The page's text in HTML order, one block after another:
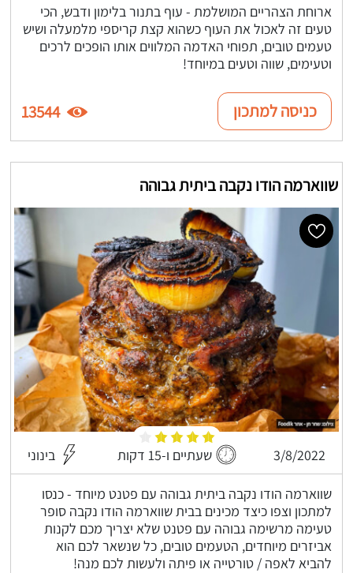
ארוחת הצהריים המושלמת - עוף בתנור בלימון ודבש, הכי
טעים זה לאכול את העוף כשהוא קצת קריספי מלמעלה ושיש
טעמים טובים, תפוחי האדמה המלווים אותו הופכים לרכים
וטעימים, שווה וטעים במיוחד!
כניסה למתכון 13544
שווארמה הודו נקבה ביתית גבוהה
3/8/2022 שעתיים ו-15 דקות בינוני
שווארמה הודו נקבה ביתית גבוהה עם פטנט מיוחד - כנסו
למתכון וצפו כיצד מכינים בבית שווארמה הודו נקבה סופר
טעימה מרשימה גבוהה עם פטנט שלא יצריך מכם לקנות
אביזרים מיוחדים, הטעמים טובים, כל שנשאר לכם הוא
להביא לאפה / טורטייה או פיתה ולעשות לכם מנה!